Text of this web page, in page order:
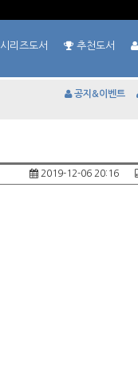
시리즈도서 추천도서
공지&이벤트
2019-12-06 20:16